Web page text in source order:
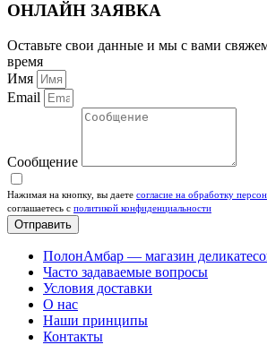
ОНЛАЙН ЗАЯВКА
Оставьте свои данные и мы с вами
время
Имя
Email
Сообщение
Нажимая на кнопку, вы даете согласие на обработку
соглашаетесь c политикой конфиденциальности
Отправить
ПолонАмбар — магазин
Часто задаваемые вопросы
Условия доставки
О нас
Наши принципы
Контакты